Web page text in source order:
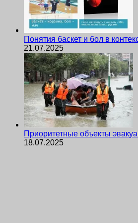
Понятия баскет и бол в
21.07.2025
Приоритетные объекты
18.07.2025